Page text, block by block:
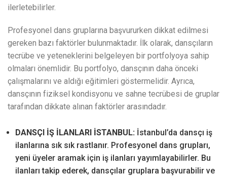
ilerletebilirler.
Profesyonel dans gruplarına başvururken dikkat edilmesi
gereken bazı faktörler bulunmaktadır. İlk olarak, dansçıların
tecrübe ve yeteneklerini belgeleyen bir portfolyoya sahip
olmaları önemlidir. Bu portfolyo, dansçının daha önceki
çalışmalarını ve aldığı eğitimleri göstermelidir. Ayrıca,
dansçının fiziksel kondisyonu ve sahne tecrübesi de gruplar
tarafından dikkate alınan faktörler arasındadır.
DANSÇI İŞ İLANLARI İSTANBUL: İstanbul’da dansçı iş
ilanlarına sık sık rastlanır. Profesyonel dans grupları,
yeni üyeler aramak için iş ilanları yayımlayabilirler. Bu
ilanları takip ederek, dansçılar gruplara başvurabilir ve